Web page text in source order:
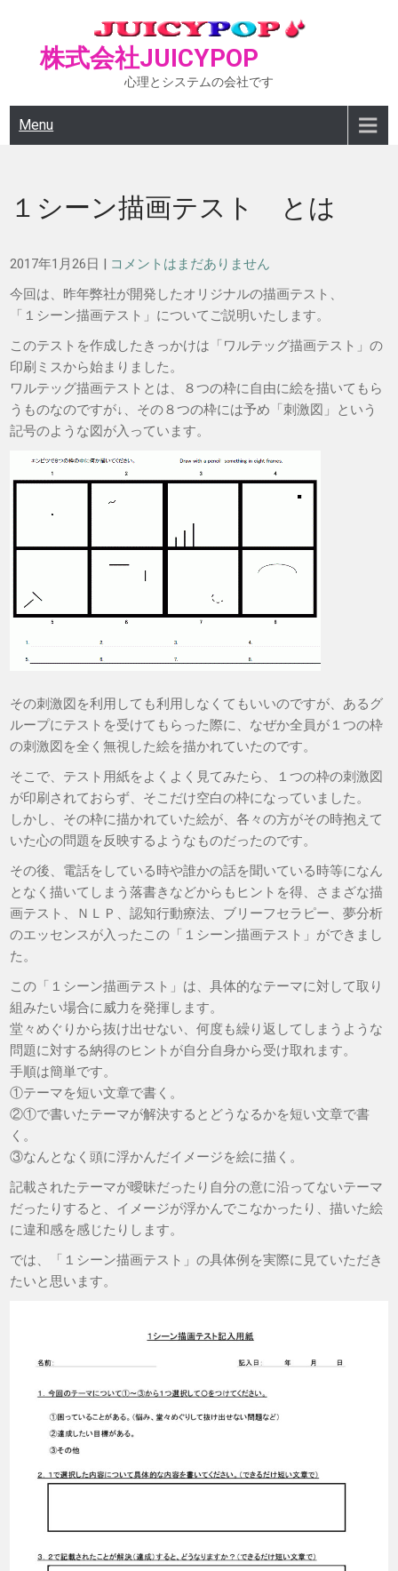
content株式会社JUICYPOP
心理とシステムの会社です
Menu
１シーン描画テスト とは
2017年1月26日 | コメントはまだありません
今回は、昨年弊社が開発したオリジナルの描画テスト、
「１シーン描画テスト」についてご説明いたします。
このテストを作成したきっかけは「ワルテッグ描画テスト」の
印刷ミスから始まりました。
ワルテッグ描画テストとは、８つの枠に自由に絵を描いてもら
うものなのですが↓、その８つの枠には予め「刺激図」という
記号のような図が入っています。
その刺激図を利用しても利用しなくてもいいのですが、あるグ
ループにテストを受けてもらった際に、なぜか全員が１つの枠
の刺激図を全く無視した絵を描かれていたのです。
そこで、テスト用紙をよくよく見てみたら、１つの枠の刺激図
が印刷されておらず、そこだけ空白の枠になっていました。
しかし、その枠に描かれていた絵が、各々の方がその時抱えて
いた心の問題を反映するようなものだったのです。
その後、電話をしている時や誰かの話を聞いている時等になん
となく描いてしまう落書きなどからもヒントを得、さまざな描
画テスト、ＮＬＰ、認知行動療法、ブリーフセラピー、夢分析
のエッセンスが入ったこの「１シーン描画テスト」ができまし
た。
この「１シーン描画テスト」は、具体的なテーマに対して取り
組みたい場合に威力を発揮します。
堂々めぐりから抜け出せない、何度も繰り返してしまうような
問題に対する納得のヒントが自分自身から受け取れます。
手順は簡単です。
①テーマを短い文章で書く。
②①で書いたテーマが解決するとどうなるかを短い文章で書
く。
③なんとなく頭に浮かんだイメージを絵に描く。
記載されたテーマが曖昧だったり自分の意に沿ってないテーマ
だったりすると、イメージが浮かんでこなかったり、描いた絵
に違和感を感じたりします。
では、「１シーン描画テスト」の具体例を実際に見ていただき
たいと思います。